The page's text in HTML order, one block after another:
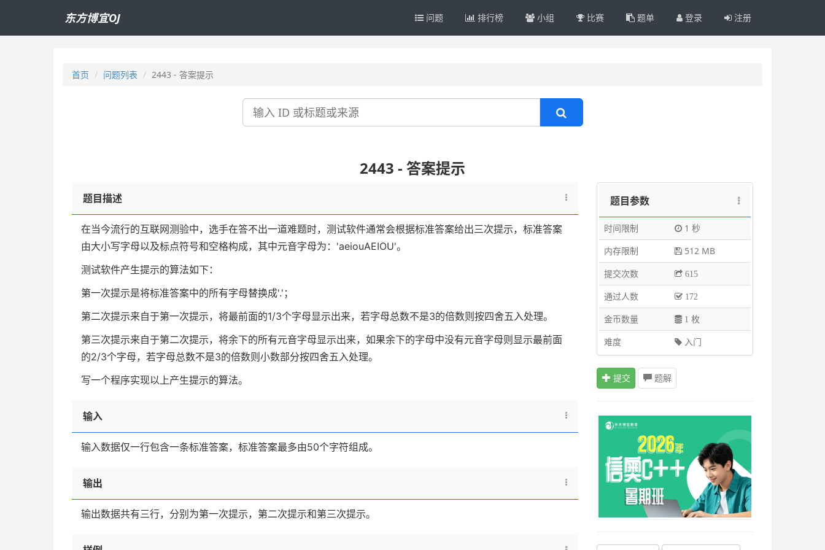
东方博宜OJ 问题 排行榜 小组 比赛 题单 登录 注册
首页 问题列表 2443 - 答案提示
搜
2443 - 答案提示
题目描述
在当今流行的互联网测验中，选手在答不出一道难题时，测试软件通常会根据标准答案给出三次提示，标准答案
由大小写字母以及标点符号和空格构成，其中元音字母为：'aeiouAEIOU'。
测试软件产生提示的算法如下：
第一次提示是将标准答案中的所有字母替换成'.'；
第二次提示来自于第一次提示，将最前面的1/3个字母显示出来，若字母总数不是3的倍数则按四舍五入处理。
第三次提示来自于第二次提示，将余下的所有元音字母显示出来，如果余下的字母中没有元音字母则显示最前面
的2/3个字母，若字母总数不是3的倍数则小数部分按四舍五入处理。
写一个程序实现以上产生提示的算法。
输入
输入数据仅一行包含一条标准答案，标准答案最多由50个字符组成。
输出
输出数据共有三行，分别为第一次提示，第二次提示和第三次提示。
题目参数
时间限制
1 秒
内存限制
512 MB
提交次数
615
通过人数 172
金币数量 1 枚
难度 入门
提交 题解